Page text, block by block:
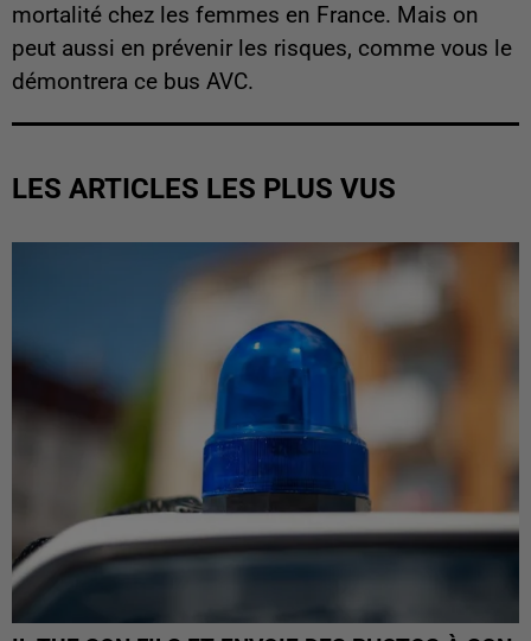
mortalité chez les femmes en France. Mais on
peut aussi en prévenir les risques, comme vous le
démontrera ce bus AVC.
LES ARTICLES LES PLUS VUS